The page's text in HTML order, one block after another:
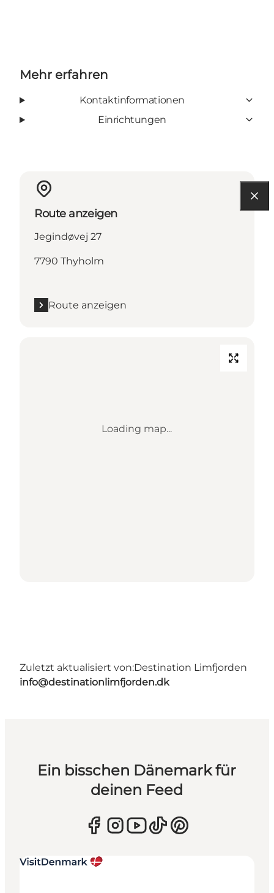
Mehr erfahren
Kontaktinformationen
Einrichtungen
Route anzeigen
Jegindøvej 27
7790 Thyholm
Route anzeigen
Loading map...
Zuletzt aktualisiert von:Destination Limfjorden
info@destinationlimfjorden.dk
Ein bisschen Dänemark für
deinen Feed